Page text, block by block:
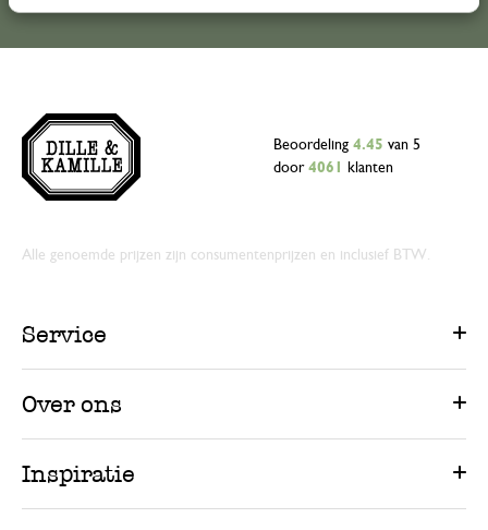
Beoordeling 4.45 van 5
door 4061 klanten
Alle genoemde prijzen zijn consumentenprijzen en inclusief BTW.
Service
Over ons
Inspiratie